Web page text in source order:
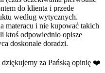
do klienta i przede
według wytycznych.
materacu i nie kupować takich
ktoś odpowiednio opisze
doskonale doradzi.
dziękujemy za Pańską opinię ❤️